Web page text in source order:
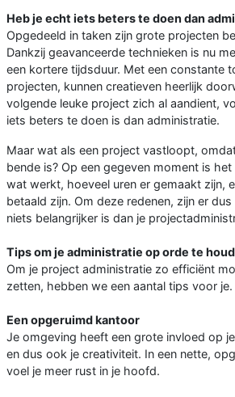
Heb je echt iets beters te doen dan
Opgedeeld in taken zijn grote projecten
Dankzij geavanceerde technieken is nu
een kortere tijdsduur. Met een constante
projecten, kunnen creatieven heerlijk
volgende leuke project zich al aandient,
iets beters te doen is dan administratie.
Maar wat als een project vastloopt,
bende is? Op een gegeven moment is
wat werkt, hoeveel uren er gemaakt zijn,
betaald zijn. Om deze redenen, zijn er
niets belangrijker is dan je
Tips om je administratie op orde te
Om je project administratie zo efficiënt
zetten, hebben we een aantal tips voor je.
Een opgeruimd kantoor
Je omgeving heeft een grote invloed op
en dus ook je creativiteit. In een nette,
voel je meer rust in je hoofd.